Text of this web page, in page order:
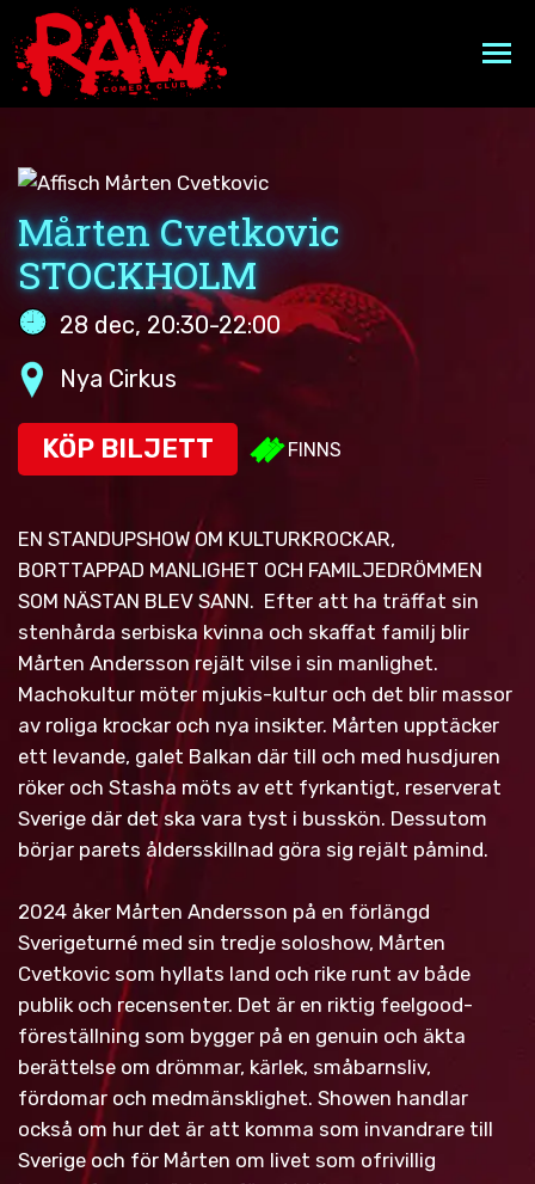
Hoppa
till
innehåll
A VERY RAW CHRISTMAS
MIDDAGSPAKET
BOKA KOMIKER
Mårten Cvetkovic
STOCKHOLM
28 dec, 20:30-22:00
Nya Cirkus
KÖP BILJETT FINNS
EN STANDUPSHOW OM KULTURKROCKAR,
BORTTAPPAD MANLIGHET OCH FAMILJEDRÖMMEN
SOM NÄSTAN BLEV SANN. Efter att ha träffat sin
stenhårda serbiska kvinna och skaffat familj blir
Mårten Andersson rejält vilse i sin manlighet.
Machokultur möter mjukis-kultur och det blir massor
av roliga krockar och nya insikter. Mårten upptäcker
ett levande, galet Balkan där till och med husdjuren
röker och Stasha möts av ett fyrkantigt, reserverat
Sverige där det ska vara tyst i busskön. Dessutom
börjar parets åldersskillnad göra sig rejält påmind.
2024 åker Mårten Andersson på en förlängd
Sverigeturné med sin tredje soloshow, Mårten
Cvetkovic som hyllats land och rike runt av både
publik och recensenter. Det är en riktig feelgood-
föreställning som bygger på en genuin och äkta
berättelse om drömmar, kärlek, småbarnsliv,
fördomar och medmänsklighet. Showen handlar
också om hur det är att komma som invandrare till
Sverige och för Mårten om livet som ofrivillig